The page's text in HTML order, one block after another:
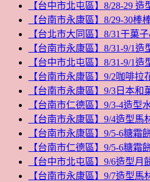
【台中市北屯區】8/28-29 造
【台南市永康區】8/29-30棒
【台北市大同區】8/31干菓
【台南市永康區】8/31-9/1造
【台中市北屯區】8/31-9/1造
【台南市永康區】9/2咖啡拉
【台南市永康區】9/3日本和
【台南市仁德區】9/3-4造型
【台南市永康區】9/4造型馬
【台南市永康區】9/5-6糖霜
【台南市仁德區】9/5-6糖霜
【台中市北屯區】9/6造型月
【台南市永康區】9/7造型馬